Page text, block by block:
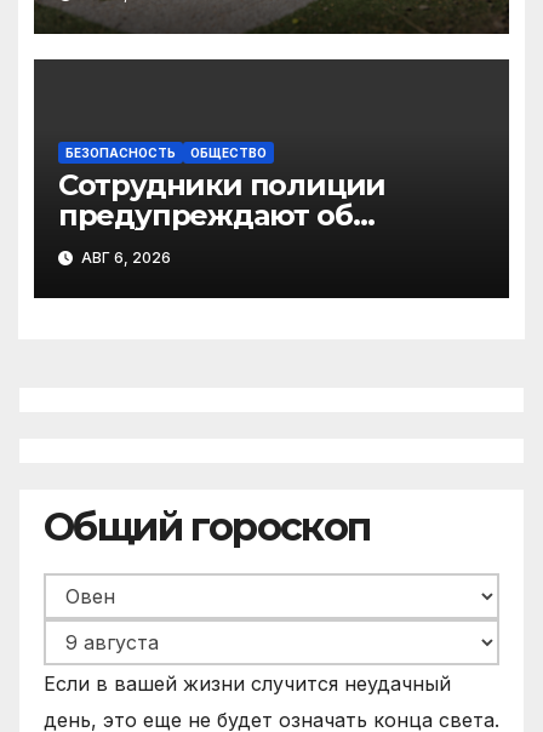
баскетбольной площадок
БЕЗОПАСНОСТЬ ОБЩЕСТВО
Сотрудники полиции
предупреждают об
участившихся случаях
мошенничества в
отношении родственников
АВГ 6, 2026
Общий гороскоп
Если в вашей жизни случится неудачный
день, это еще не будет означать конца света.